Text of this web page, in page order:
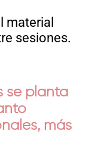
material
sesiones.
se planta
más